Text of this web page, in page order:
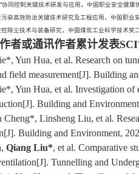
协同控制关键技术研发与应用，中国职业安全健康
染高效防治关键技术研究及工程应用，中国职业
除尘技术与装备研究，中国煤炭工业科学技术奖
者或通讯作者累计发表SCI
Yun Hua, et al. Research on
field measurement[J]. Building
Yun Hua, et al. Investigation of
Building and
Cheng*, Linsheng Liu, et al.
Building and Environment,
Qiang Liu*, et al. Comparative
Tunnelling and